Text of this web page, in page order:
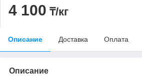
4 100 ₸/кг
Описание Доставка Оплата
Описание